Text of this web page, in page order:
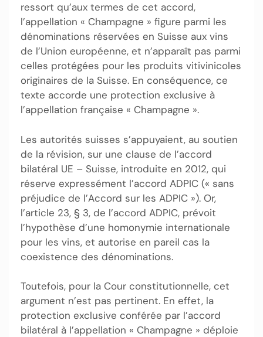
ressort qu’aux termes de cet accord,
l’appellation « Champagne » figure parmi les
dénominations réservées en Suisse aux vins
de l’Union européenne, et n’apparaît pas parmi
celles protégées pour les produits vitivinicoles
originaires de la Suisse. En conséquence, ce
texte accorde une protection exclusive à
l’appellation française « Champagne ».
Les autorités suisses s’appuyaient, au soutien
de la révision, sur une clause de l’accord
bilatéral UE – Suisse, introduite en 2012, qui
réserve expressément l’accord ADPIC (« sans
préjudice de l’Accord sur les ADPIC »). Or,
l’article 23, § 3, de l’accord ADPIC, prévoit
l’hypothèse d’une homonymie internationale
pour les vins, et autorise en pareil cas la
coexistence des dénominations.
Toutefois, pour la Cour constitutionnelle, cet
argument n’est pas pertinent. En effet, la
protection exclusive conférée par l’accord
bilatéral à l’appellation « Champagne » déploie